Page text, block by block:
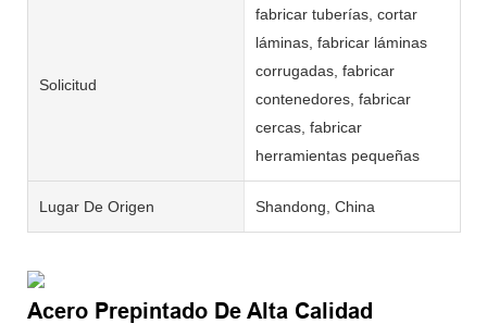
Solicitud
fabricar tuberías, cortar
láminas, fabricar láminas
corrugadas, fabricar
contenedores, fabricar
cercas, fabricar
herramientas pequeñas
Lugar De Origen Shandong, China
Acero Prepintado De Alta Calidad